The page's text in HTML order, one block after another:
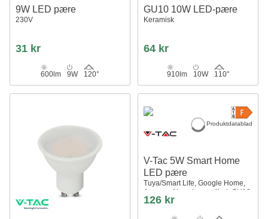
9W LED pære
230V
31 kr
600lm 9W 120°
GU10 10W LED-pære
Keramisk
64 kr
910lm 10W 110°
Produktdatablad
V-Tac 5W Smart Home
LED pære
Tuya/Smart Life, Google Home,
Amazon Alexa kompatibel, GU10
Spot
126 kr